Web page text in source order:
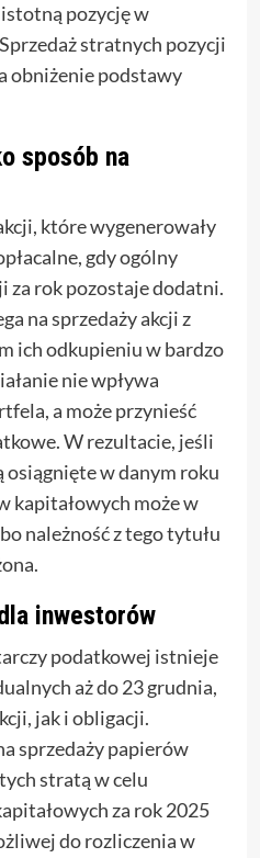
pozycję w
stratnych pozycji
obniżenie podstawy
sposób na
które wygenerowały
gdy ogólny
za rok pozostaje dodatni.
na sprzedaży akcji z
ich odkupieniu w bardzo
nie wpływa
a może przynieść
W rezultacie, jeśli
osiągnięte w danym roku
kapitałowych może w
należność z tego tytułu
inwestorów
podatkowej istnieje
aż do 23 grudnia,
jak i obligacji.
sprzedaży papierów
stratą w celu
za rok 2025
do rozliczenia w